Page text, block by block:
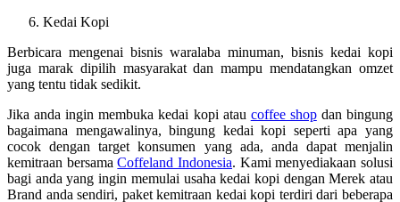
Kedai Kopi
Berbicara mengenai bisnis waralaba minuman, bisnis kedai kopi
juga marak dipilih masyarakat dan mampu mendatangkan omzet
yang tentu tidak sedikit.
Jika anda ingin membuka kedai kopi atau coffee shopdan bingung
bagaimana mengawalinya, bingung kedai kopi seperti apa yang
cocok dengan target konsumen yang ada, anda dapat menjalin
kemitraan bersamaCoffeland Indonesia. Kami menyediakaan solusi
bagi anda yang ingin memulai usaha kedai kopi dengan Merek atau
Brand anda sendiri, paket kemitraan kedai kopi terdiri dari beberapa